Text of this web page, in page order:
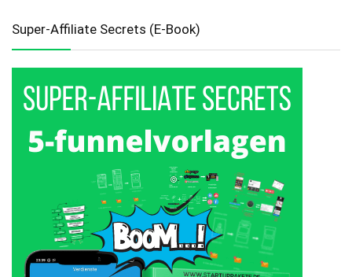
Super-Affiliate Secrets (E-Book)